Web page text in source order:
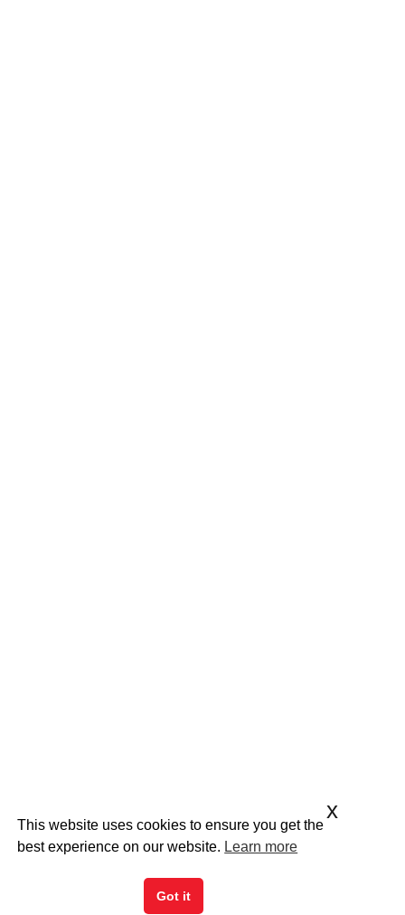
This website uses cookies to ensure you get the
best experience on our website. Learn more
Got it
x